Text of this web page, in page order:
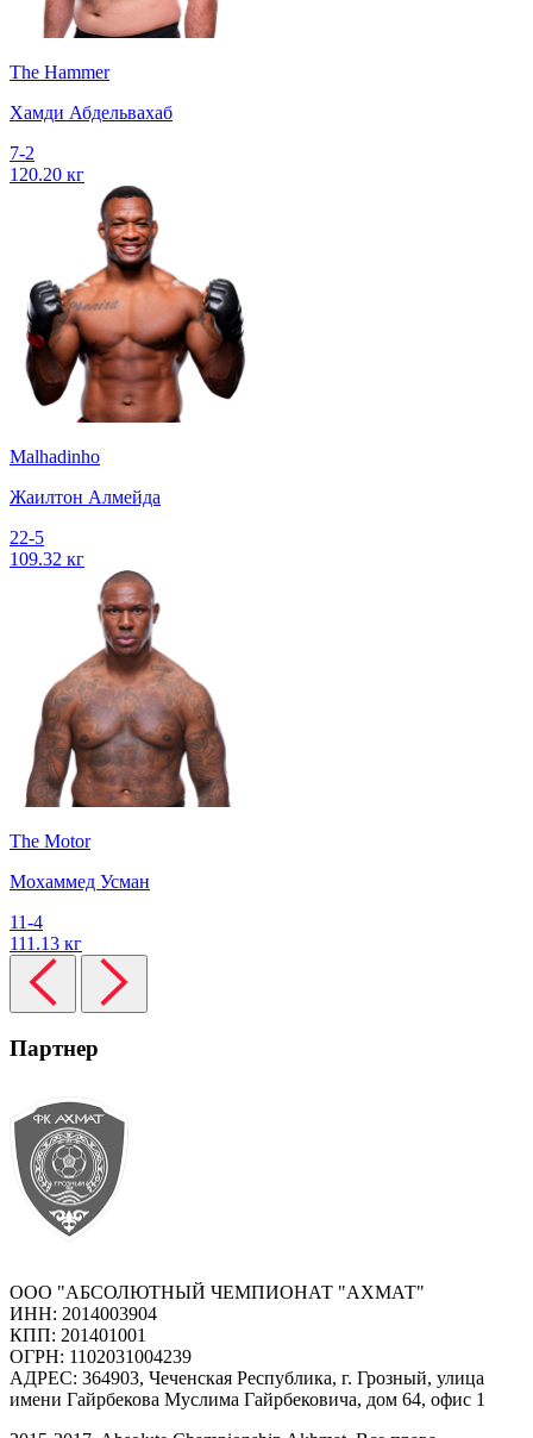
The Hammer
Хамди Абдельвахаб
7-2
120.20 кг
Malhadinho
Жаилтон Алмейда
22-5
109.32 кг
The Motor
Мохаммед Усман
11-4
111.13 кг
Партнер
ООО "АБСОЛЮТНЫЙ ЧЕМПИОНАТ "АХМАТ"
ИНН: 2014003904
КПП: 201401001
ОГРН: 1102031004239
АДРЕС: 364903, Чеченская Республика, г. Грозный, улица
имени Гайрбекова Муслима Гайрбековича, дом 64, офис 1